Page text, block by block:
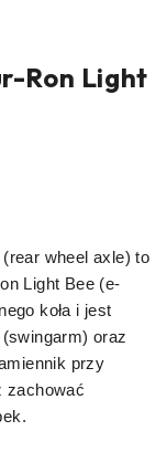
Ron Light
wheel axle) to
Light Bee (e-
koła i jest
oraz
przy
zachować